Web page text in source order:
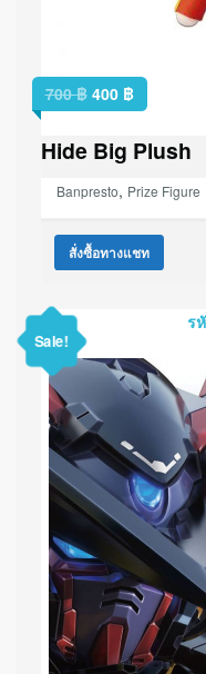
700฿ 400 ฿
Hide Big Plush
Banpresto, Prize Figure
สั่งซื้อทางแชท
ร
Sale!